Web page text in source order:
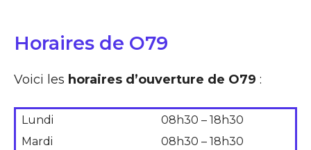
Horaires de O79
Voici les horaires d’ouverture de O79 :
Lundi
08h30 – 18h30
Mardi
08h30 – 18h30